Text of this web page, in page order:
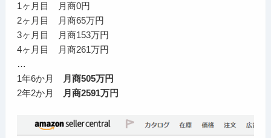
1ヶ月目 月商0円
2ヶ月目 月商65万円
3ヶ月目 月商153万円
4ヶ月目 月商261万円
…
1年6か月
月商505万円
2年2か月
月商2591万円